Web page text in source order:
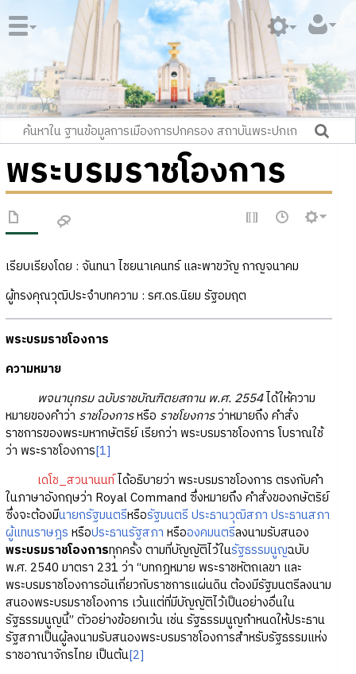
พระบรมราชโองการ
เรียบเรียงโดย : จันทนา ไชยนาเคนทร์ และพาขวัญ กาญจนาคม
ผู้ทรงคุณวุฒิประจำบทความ : รศ.ดร.นิยม รัฐอมฤต
พระบรมราชโองการ
ความหมาย
พจนานุกรม ฉบับราชบัณฑิตยสถาน พ.ศ. 2554ได้ให้ความ
หมายของคำว่า ราชโองการหรือ ราชโยงการว่าหมายถึง คำสั่ง
ราชการของพระมหากษัตริย์ เรียกว่า พระบรมราชโองการ โบราณใช้
ว่า พระราชโองการ[1]
เดโช_สวนานนท์ได้อธิบายว่า พระบรมราชโองการ ตรงกับคำ
ในภาษาอังกฤษว่า Royal Command ซึ่งหมายถึง คำสั่งของกษัตริย์
ซึ่งจะต้องมีนายกรัฐมนตรีหรือรัฐมนตรี ประธานวุฒิสภา ประธานสภา
ผู้แทนราษฎร หรือประธานรัฐสภา หรือองคมนตรีลงนามรับสนอง
พระบรมราชโองการทุกครั้ง ตามที่บัญญัติไว้ในรัฐธรรมนูญฉบับ
พ.ศ. 2540 มาตรา 231 ว่า “บทกฎหมาย พระราชหัตถเลขา และ
พระบรมราชโองการอันเกี่ยวกับราชการแผ่นดิน ต้องมีรัฐมนตรีลงนาม
สนองพระบรมราชโองการ เว้นแต่ที่มีบัญญัติไว้เป็นอย่างอื่นใน
รัฐธรรมนูญนี้” ตัวอย่างข้อยกเว้น เช่น รัฐธรรมนูญกำหนดให้ประธาน
รัฐสภาเป็นผู้ลงนามรับสนองพระบรมราชโองการสำหรับรัฐธรรมแห่ง
ราชอาณาจักรไทย เป็นต้น[2]